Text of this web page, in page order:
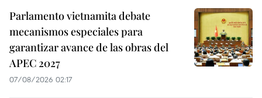
Parlamento vietnamita debate
mecanismos especiales para
garantizar avance de las obras del
APEC 2027
07/08/2026 02:17